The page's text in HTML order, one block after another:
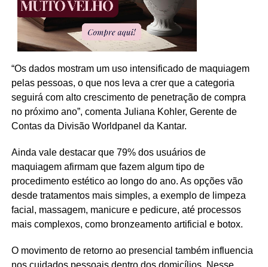
“Os dados mostram um uso intensificado de maquiagem
pelas pessoas, o que nos leva a crer que a categoria
seguirá com alto crescimento de penetração de compra
no próximo ano”, comenta Juliana Kohler, Gerente de
Contas da Divisão Worldpanel da Kantar.
Ainda vale destacar que 79% dos usuários de
maquiagem afirmam que fazem algum tipo de
procedimento estético ao longo do ano. As opções vão
desde tratamentos mais simples, a exemplo de limpeza
facial, massagem, manicure e pedicure, até processos
mais complexos, como bronzeamento artificial e botox.
O movimento de retorno ao presencial também influencia